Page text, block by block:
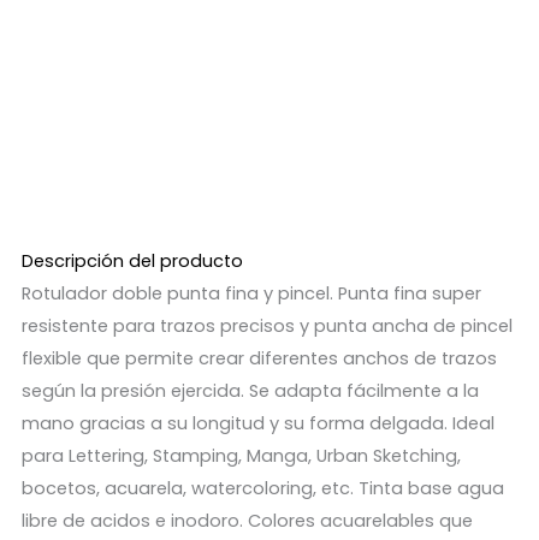
Descripción del producto
Rotulador doble punta fina y pincel. Punta fina super
resistente para trazos precisos y punta ancha de pincel
flexible que permite crear diferentes anchos de trazos
según la presión ejercida. Se adapta fácilmente a la
mano gracias a su longitud y su forma delgada. Ideal
para Lettering, Stamping, Manga, Urban Sketching,
bocetos, acuarela, watercoloring, etc. Tinta base agua
libre de acidos e inodoro. Colores acuarelables que